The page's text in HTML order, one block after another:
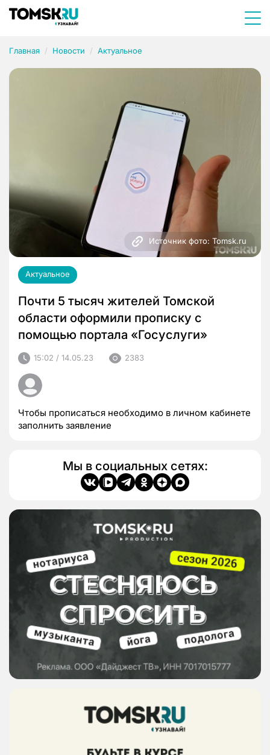
Главная Новости Актуальное
Источник фото: Tomsk.ru
Актуальное
Почти 5 тысяч жителей Томской
области оформили прописку с
помощью портала «Госуслуги»
15:02 / 14.05.23 2383
Чтобы прописаться необходимо в личном кабинете
заполнить заявление
Мы в социальных сетях: